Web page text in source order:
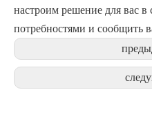
настроим решение для вас
потребностями и сообщить